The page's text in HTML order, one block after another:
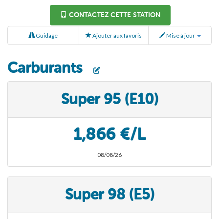
CONTACTEZ CETTE STATION
Guidage Ajouter aux favoris Mise à jour
Carburants
Super 95 (E10)
1,866 €/L
08/08/26
Super 98 (E5)